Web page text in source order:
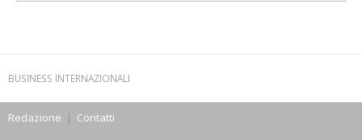
BUSINESS INTERNAZIONALI
Redazione | Contatti